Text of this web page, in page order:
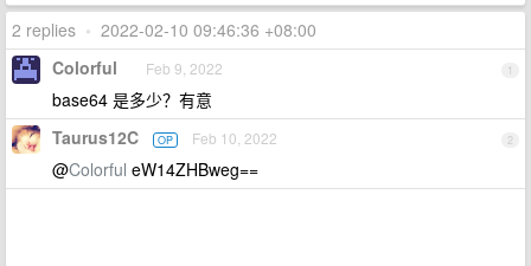
2 replies • 2022-02-10 09:46:36 +08:00
1
Colorful Feb 9, 2022
base64 是多少？有意
2
Taurus12C OP Feb 10, 2022
@Colorful eW14ZHBweg==